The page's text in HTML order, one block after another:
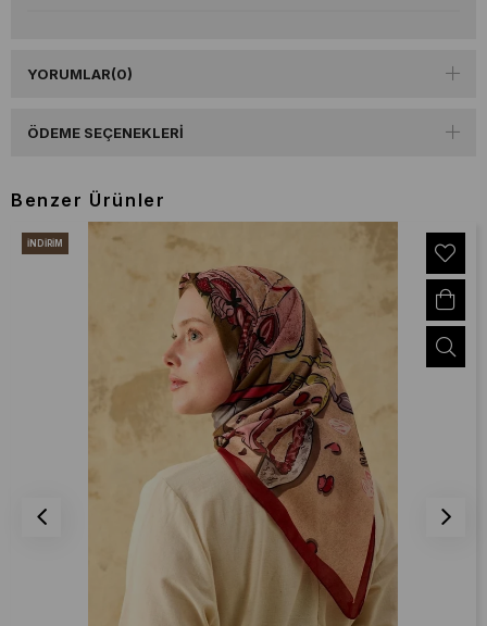
YORUMLAR(0)
ÖDEME SEÇENEKLERI
Benzer Ürünler
İNDIRIM